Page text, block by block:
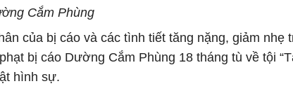
Cắm Phùng
của bị cáo và các tình tiết tăng nặng, giảm nhẹ
bị cáo Dường Cắm Phùng 18 tháng tù về tội
hình sự.